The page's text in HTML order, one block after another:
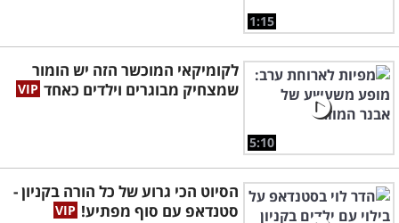
1:15
5:10
לקומיקאי המוכשר הזה יש הומור
שמצחיק מבוגרים וילדים כאחד
הסיוט הכי גרוע של כל הורה בקניון -
סטנדאפ עם סוף מפתיע!